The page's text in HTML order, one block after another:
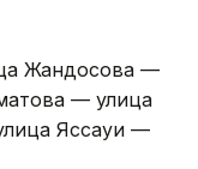
Жандосова —
— улица
Яссауи —